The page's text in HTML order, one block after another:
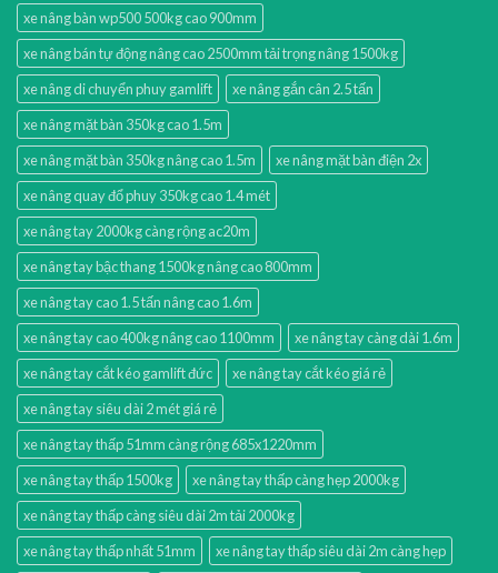
xe nâng bàn wp500 500kg cao 900mm
xe nâng bán tự động nâng cao 2500mm tải trọng nâng 1500kg
xe nâng di chuyển phuy gamlift
xe nâng gắn cân 2.5 tấn
xe nâng mặt bàn 350kg cao 1.5m
xe nâng mặt bàn 350kg nâng cao 1.5m
xe nâng mặt bàn điện 2x
xe nâng quay đổ phuy 350kg cao 1.4 mét
xe nâng tay 2000kg càng rộng ac20m
xe nâng tay bậc thang 1500kg nâng cao 800mm
xe nâng tay cao 1.5 tấn nâng cao 1.6m
xe nâng tay cao 400kg nâng cao 1100mm
xe nâng tay càng dài 1.6m
xe nâng tay cắt kéo gamlift đức
xe nâng tay cắt kéo giá rẻ
xe nâng tay siêu dài 2 mét giá rẻ
xe nâng tay thấp 51mm càng rộng 685x1220mm
xe nâng tay thấp 1500kg
xe nâng tay thấp càng hẹp 2000kg
xe nâng tay thấp càng siêu dài 2m tải 2000kg
xe nâng tay thấp nhất 51mm
xe nâng tay thấp siêu dài 2m càng hẹp